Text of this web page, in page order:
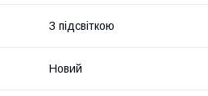
З підсвіткою
Новий